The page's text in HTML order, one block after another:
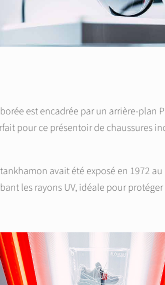
est encadrée par un arrière-
pour ce présentoir de chaussures
avait été exposé en 1972
les rayons UV, idéale pour